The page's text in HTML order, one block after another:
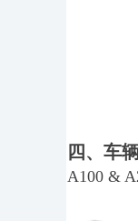
四、车
A100 &